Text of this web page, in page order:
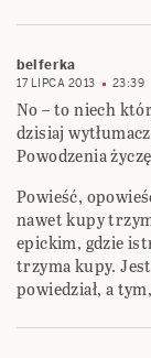
belferka
17 LIPCA 2013 23:39
No – to niech
dzisiaj
Powodzenia
Powieść,
nawet kupy
epickim, gdzie
trzyma kupy.
powiedział, a